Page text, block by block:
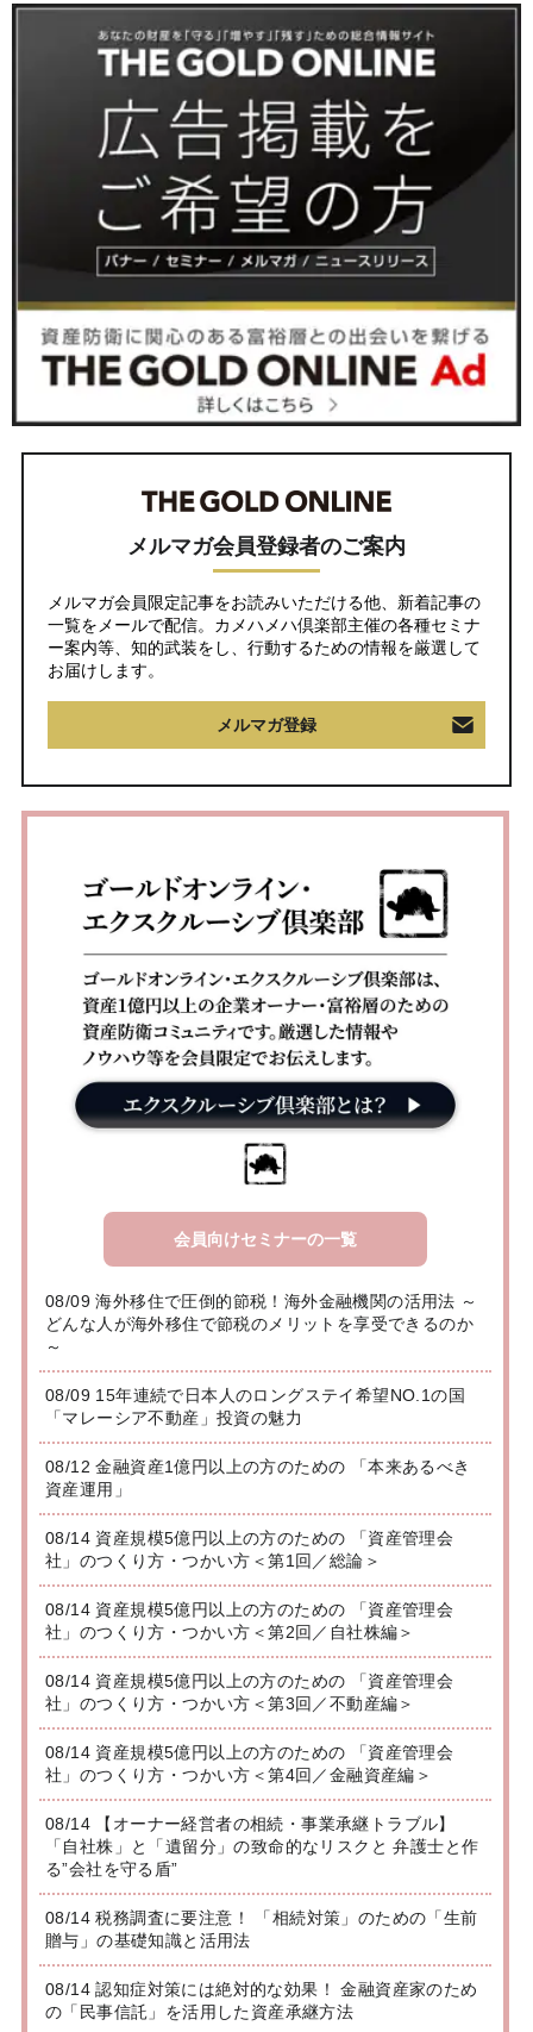
メルマガ会員登録者のご案内
メルマガ会員限定記事をお読みいただける他、新着記事の
一覧をメールで配信。カメハメハ倶楽部主催の各種セミナ
ー案内等、知的武装をし、行動するための情報を厳選して
お届けします。
メルマガ登録
会員向けセミナーの一覧
08/09 海外移住で圧倒的節税！海外金融機関の活用法 ～
どんな人が海外移住で節税のメリットを享受できるのか
～
08/09 15年連続で日本人のロングステイ希望NO.1の国
「マレーシア不動産」投資の魅力
08/12 金融資産1億円以上の方のための 「本来あるべき
資産運用」
08/14 資産規模5億円以上の方のための 「資産管理会
社」のつくり方・つかい方＜第1回／総論＞
08/14 資産規模5億円以上の方のための 「資産管理会
社」のつくり方・つかい方＜第2回／自社株編＞
08/14 資産規模5億円以上の方のための 「資産管理会
社」のつくり方・つかい方＜第3回／不動産編＞
08/14 資産規模5億円以上の方のための 「資産管理会
社」のつくり方・つかい方＜第4回／金融資産編＞
08/14 【オーナー経営者の相続・事業承継トラブル】
「自社株」と「遺留分」の致命的なリスクと 弁護士と作
る”会社を守る盾”
08/14 税務調査に要注意！ 「相続対策」のための「生前
贈与」の基礎知識と活用法
08/14 認知症対策には絶対的な効果！ 金融資産家のため
の「民事信託」を活用した資産承継方法